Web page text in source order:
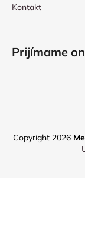
Kontakt
Prijímame
Copyright 2026